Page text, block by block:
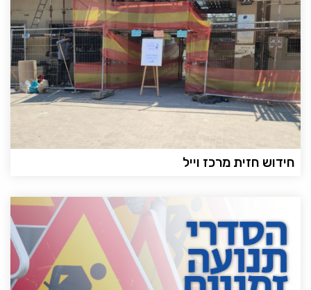
חידוש חזית מרכז וייל